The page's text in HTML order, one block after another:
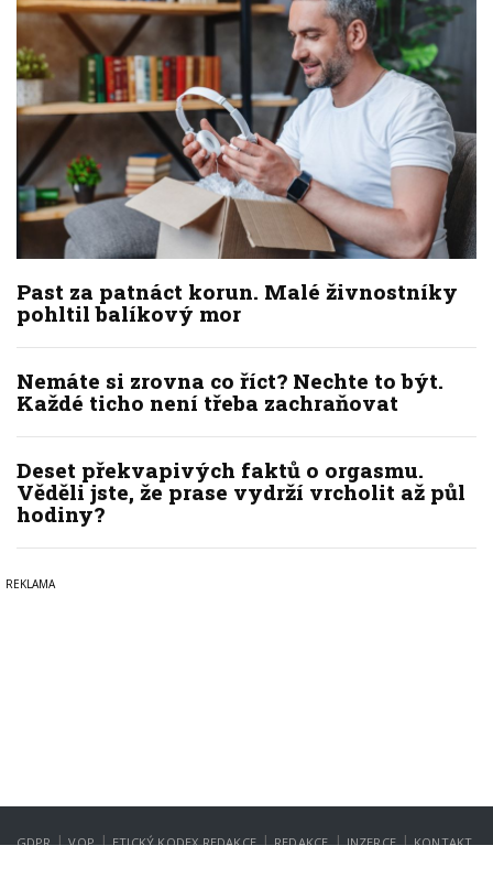
Past za patnáct korun. Malé živnostníky
pohltil balíkový mor
Nemáte si zrovna co říct? Nechte to být.
Každé ticho není třeba zachraňovat
Deset překvapivých faktů o orgasmu.
Věděli jste, že prase vydrží vrcholit až půl
hodiny?
GDPR | VOP | ETICKÝ KODEX REDAKCE | REDAKCE | INZERCE | KONTAKT